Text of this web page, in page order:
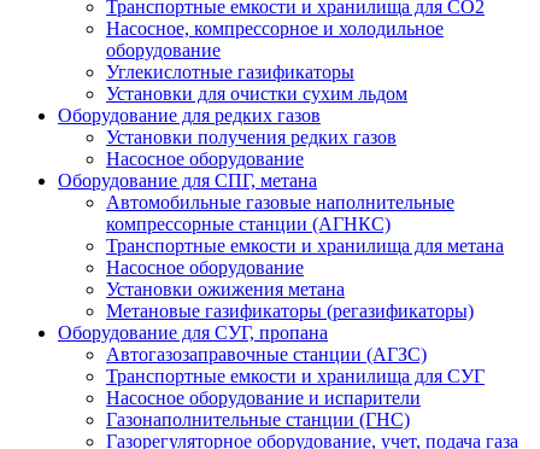
Транспортные емкости и хранилища для CO2
Насосное, компрессорное и холодильное
оборудование
Углекислотные газификаторы
Установки для очистки сухим льдом
Оборудование для редких газов
Установки получения редких газов
Насосное оборудование
Оборудование для СПГ, метана
Автомобильные газовые наполнительные
компрессорные станции (АГНКС)
Транспортные емкости и хранилища для метана
Насосное оборудование
Установки ожижения метана
Метановые газификаторы (регазификаторы)
Оборудование для СУГ, пропана
Автогазозаправочные станции (АГЗС)
Транспортные емкости и хранилища для СУГ
Насосное оборудование и испарители
Газонаполнительные станции (ГНС)
Газорегуляторное оборудование, учет, подача газа